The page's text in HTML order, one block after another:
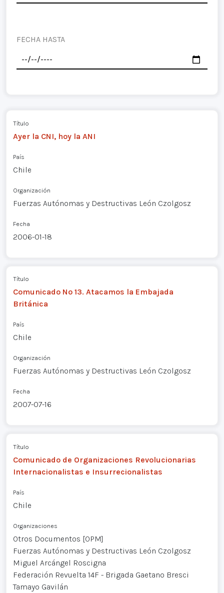
FECHA HASTA
Título
Ayer la CNI, hoy la ANI
País
Chile
Organización
Fuerzas Autónomas y Destructivas León Czolgosz
Fecha
2006-01-18
Título
Comunicado Nº 13. Atacamos la Embajada
Británica
País
Chile
Organización
Fuerzas Autónomas y Destructivas León Czolgosz
Fecha
2007-07-16
Título
Comunicado de Organizaciones Revolucionarias
Internacionalistas e Insurrecionalistas
País
Chile
Organizaciones
Otros Documentos [OPM]
Fuerzas Autónomas y Destructivas León Czolgosz
Miguel Arcángel Roscigna
Federación Revuelta 14F - Brigada Gaetano Bresci
Tamayo Gavilán